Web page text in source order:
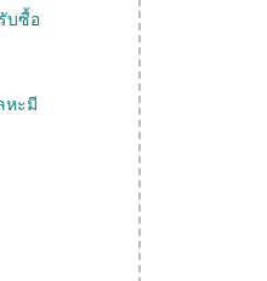
บซื้อ
หะมี